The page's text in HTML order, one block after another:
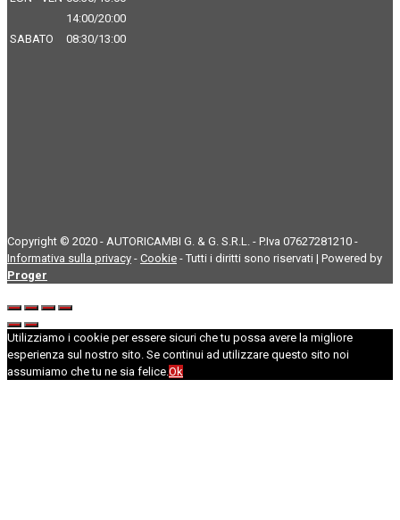
14:00/20:00
SABATO
08:30/13:00
Copyright © 2020 - AUTORICAMBI G. & G. S.R.L. - P.Iva 07627281210 -
Informativa sulla privacy - Cookie - Tutti i diritti sono riservati | Powered by
Proger
Utilizziamo i cookie per essere sicuri che tu possa avere la migliore
esperienza sul nostro sito. Se continui ad utilizzare questo sito noi
assumiamo che tu ne sia felice.Ok